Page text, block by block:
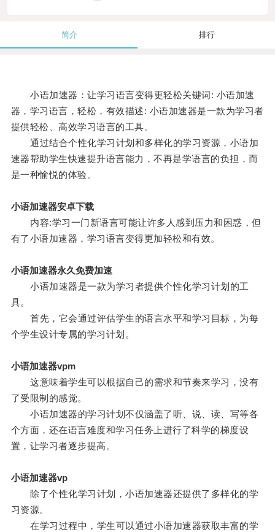
简介 排行
小语加速器：让学习语言变得更轻松关键词: 小语加速
器，学习语言，轻松，有效描述: 小语加速器是一款为学习者
提供轻松、高效学习语言的工具。
通过结合个性化学习计划和多样化的学习资源，小语加
速器帮助学生快速提升语言能力，不再是学语言的负担，而
是一种愉悦的体验。
小语加速器安卓下载
内容:学习一门新语言可能让许多人感到压力和困惑，但
有了小语加速器，学习语言变得更加轻松和有效。
小语加速器永久免费加速
小语加速器是一款为学习者提供个性化学习计划的工
具。
首先，它会通过评估学生的语言水平和学习目标，为每
个学生设计专属的学习计划。
小语加速器vpm
这意味着学生可以根据自己的需求和节奏来学习，没有
了受限制的感觉。
小语加速器的学习计划不仅涵盖了听、说、读、写等各
个方面，还在语言难度和学习任务上进行了科学的梯度设
置，让学习者逐步提高。
小语加速器vp
除了个性化学习计划，小语加速器还提供了多样化的学
习资源。
在学习过程中，学生可以通过小语加速器获取丰富的学